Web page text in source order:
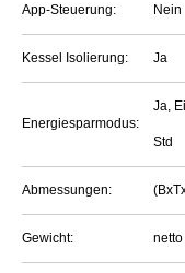
App-Steuerung: Nein
Kessel Isolierung: Ja
Energiesparmodus:
Ja,
Std
Abmessungen:
Gewicht: